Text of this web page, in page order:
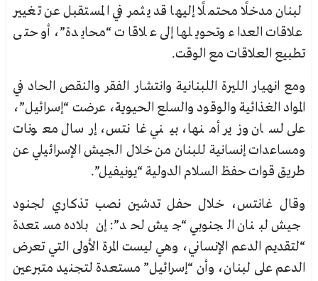
لبنان مدخلًا محتملًا إليها قد يثمر في المستقبل عن تغيير
علاقات العداء وتحويلها إلى علاقات “محايدة”، أو حتى
تطبيع العلاقات مع الوقت.
ومع انهيار الليرة اللبنانية وانتشار الفقر والنقص الحاد في
المواد الغذائية والوقود والسلع الحيوية، عرضت “إسرائيل”،
على لسان وزير أمنها، بيني غانتس، إرسال معونات
ومساعدات إنسانية للبنان من خلال الجيش الإسرائيلي عن
طريق قوات حفظ السلام الدولية “يونيفيل”.
وقال غانتس، خلال حفل تدشين نصب تذكاري لجنود
جيش لبنان الجنوبي “جيش لحد”: إن بلاده مستعدة
“لتقديم الدعم الإنساني، وهي ليست المرة الأولى التي تعرض
الدعم على لبنان، وأن “إسرائيل” مستعدة لتجنيد متبرعين